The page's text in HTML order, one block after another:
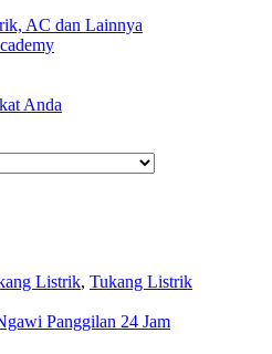
AC dan Lainnya
Anda
Listrik, Tukang Listrik
Panggilan 24 Jam